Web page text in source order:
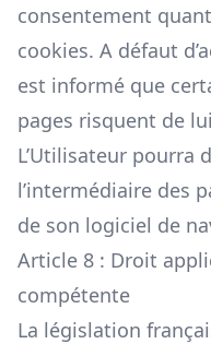
consentement
cookies. A défaut
est informé que
pages risquent de
L’Utilisateur pourra
l’intermédiaire des
de son logiciel de
Article 8 : Droit
compétente
La législation